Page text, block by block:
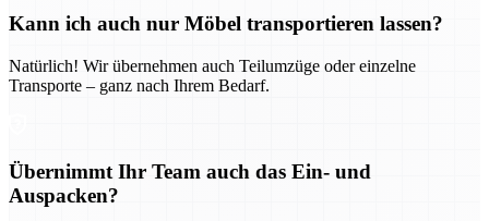
Kann ich auch nur Möbel transportieren lassen?
Natürlich! Wir übernehmen auch Teilumzüge oder einzelne
Transporte – ganz nach Ihrem Bedarf.
Übernimmt Ihr Team auch das Ein- und
Auspacken?